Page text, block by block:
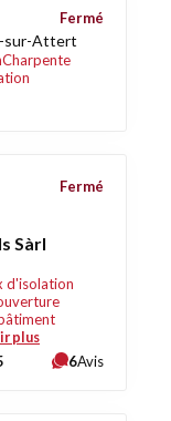
sur-Attert
Charpente
Fermé
Sàrl
d'isolation
plus
Fermé
6Avis